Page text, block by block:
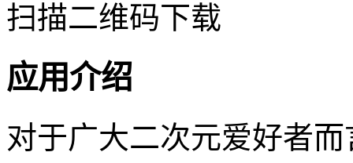
扫描二维码下载
应用介绍
对于广大二次元爱好者